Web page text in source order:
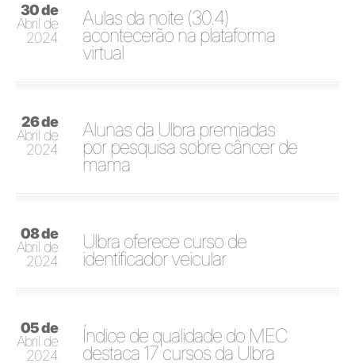
30 de
Abril de
2024
Aulas da noite (30.4)
acontecerão na plataforma
virtual
26 de
Abril de
2024
Alunas da Ulbra premiadas
por pesquisa sobre câncer de
mama
08 de
Abril de
2024
Ulbra oferece curso de
identificador veicular
05 de
Abril de
2024
Índice de qualidade do MEC
destaca 17 cursos da Ulbra